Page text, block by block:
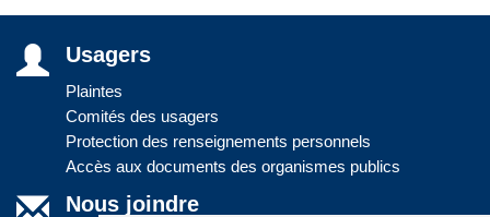
Usagers
Plaintes
Comités des usagers
Protection des renseignements personnels
Accès aux documents des organismes publics
Nous joindre